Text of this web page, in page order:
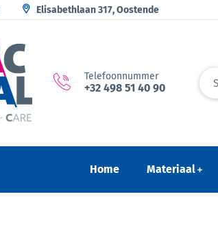
Elisabethlaan 317, Oostende
Telefoonnummer
+32 498 51 40 90
Home Materiaal